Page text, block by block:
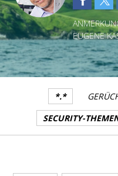
EUGENE
*.*
SECURITY-